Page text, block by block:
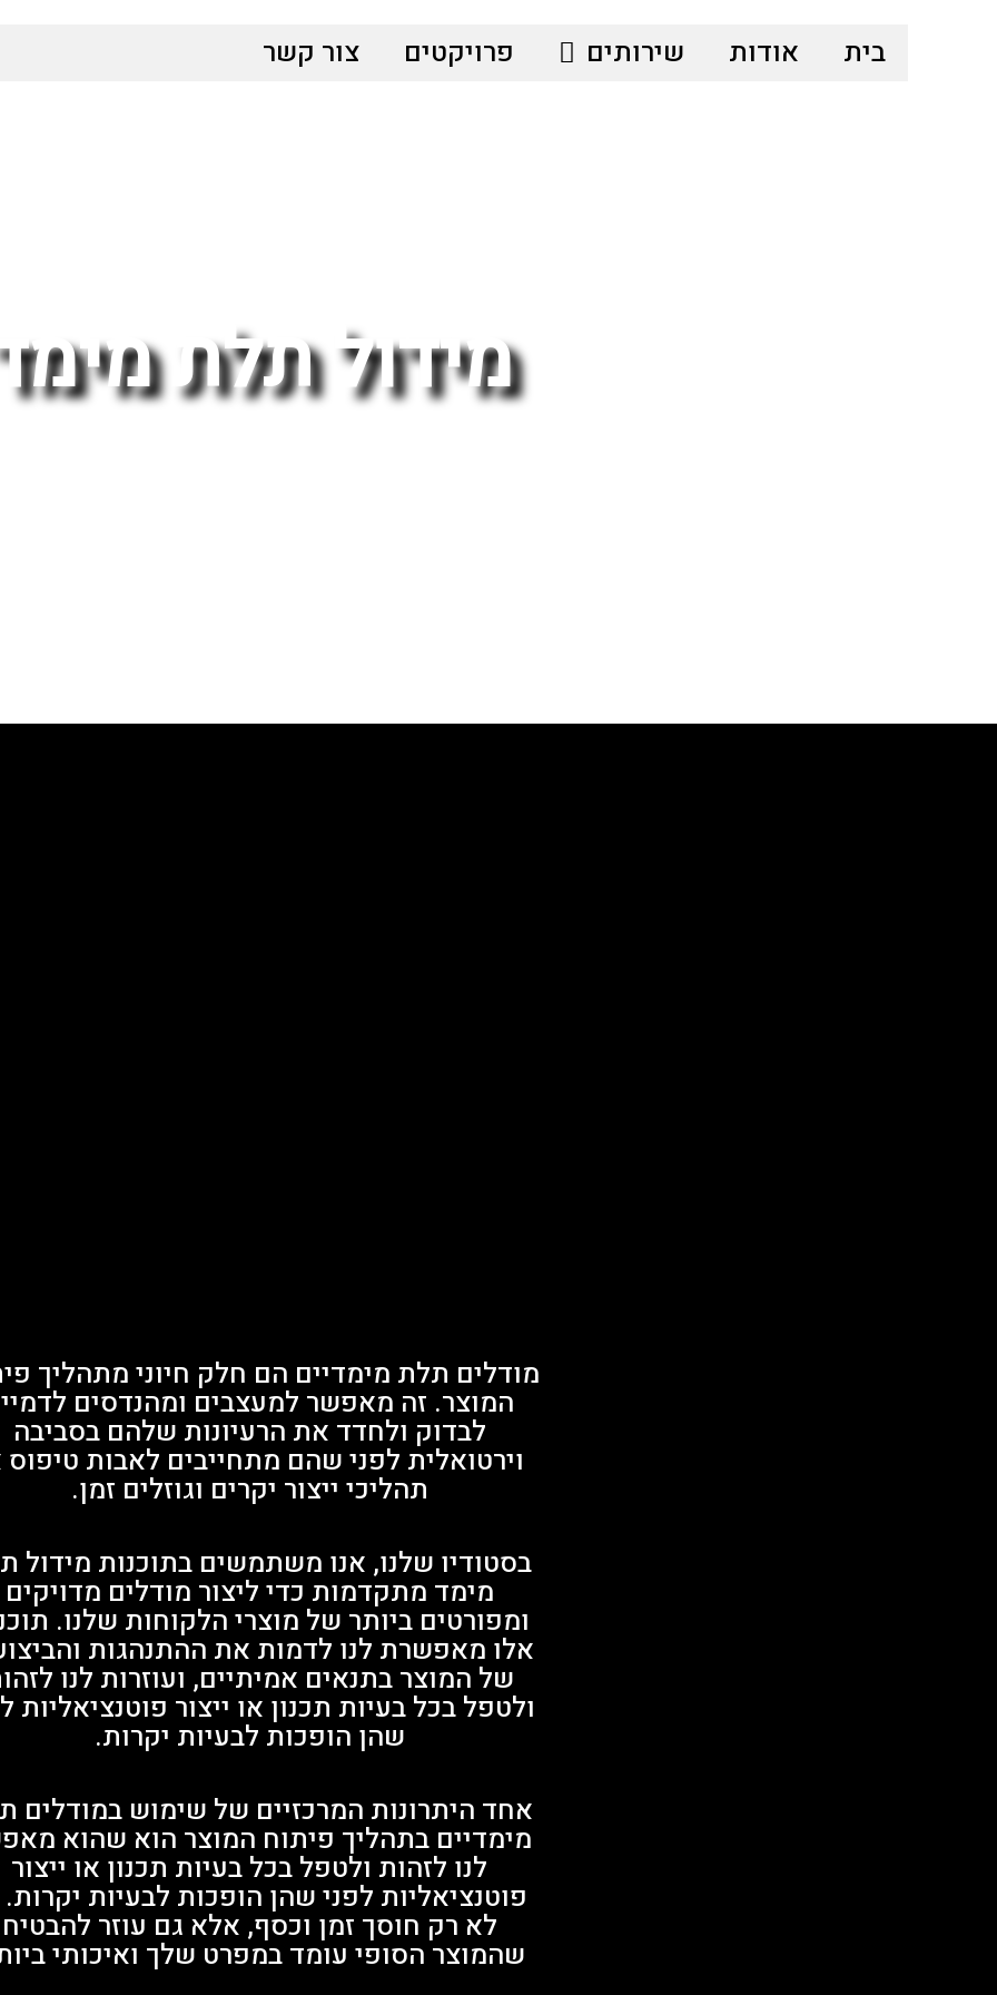
בית אודות שירותים פרויקטים צור קשר
מידול תלת
מודלים תלת מימדיים הם חלק חיוני מתהליך
המוצר. זה מאפשר למעצבים ומהנדסים
לבדוק ולחדד את הרעיונות שלהם בסביבה
וירטואלית לפני שהם מתחייבים לאבות טיפוס
תהליכי ייצור יקרים וגוזלים זמן.
בסטודיו שלנו, אנו משתמשים בתוכנות מידול
מימד מתקדמות כדי ליצור מודלים מדויקים
ומפורטים ביותר של מוצרי הלקוחות שלנו.
אלו מאפשרת לנו לדמות את ההתנהגות
של המוצר בתנאים אמיתיים, ועוזרות לנו
ולטפל בכל בעיות תכנון או ייצור פוטנציאליות
שהן הופכות לבעיות יקרות.
אחד היתרונות המרכזיים של שימוש במודלים
מימדיים בתהליך פיתוח המוצר הוא שהוא
לנו לזהות ולטפל בכל בעיות תכנון או ייצור
פוטנציאליות לפני שהן הופכות לבעיות יקרות.
לא רק חוסך זמן וכסף, אלא גם עוזר להבטיח
שהמוצר הסופי עומד במפרט שלך ואיכותי